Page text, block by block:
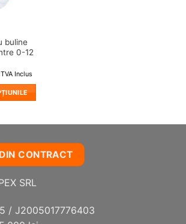
buline
0-12
TVA Inclus
CONTRACT
SRL
/ J2005017776403